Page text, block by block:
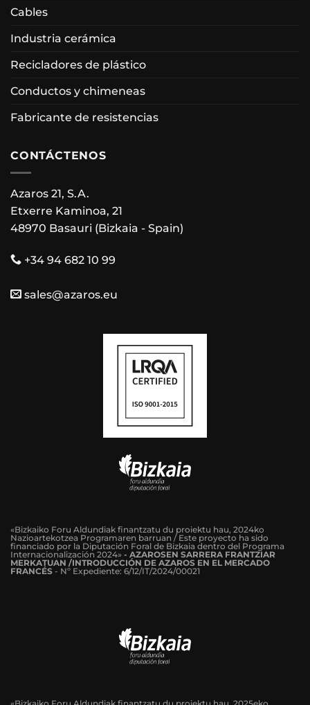
Cables
Industria cerámica
Recicladores de plástico
Conductos y chimeneas
Fabricante de resistencias
CONTÁCTENOS
Azaros 21, S.A.
Etxerre Kaminoa, 21
48970 Basauri (Bizkaia - Spain)
+34 94 682 10 99
sales@azaros.eu
«Bizkaiko Foru Aldundiak finantzatu du proiektu hau, 2024ko
Nazioartekotzea Programaren barruan / Este proyecto ha sido
financiado por la Diputación Foral de Bizkaia dentro del Programa
Internacionalización 2024» - AZAROSEN SARRERA FRANTZIAR
MERKATUAN /INTRODUCCIÓN DE AZAROS EN EL MERCADO
FRANCÉS - Nº Expediente: 6/12/IT/2024/00021